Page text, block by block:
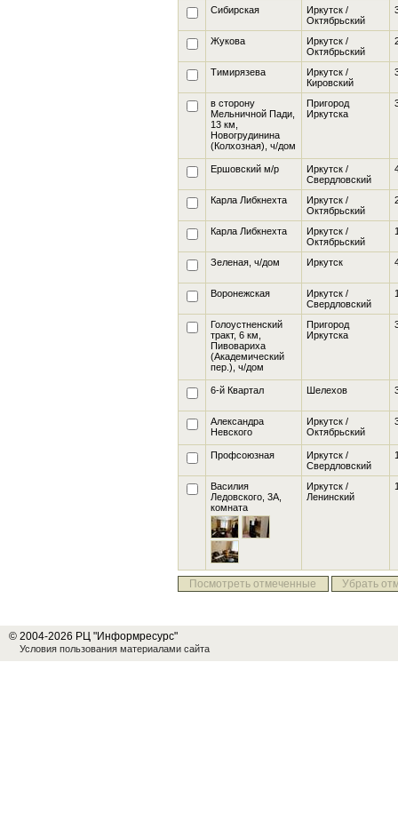
Сибирская
Иркутск /
Октябрьский
Жукова
Иркутск /
Октябрьский
Тимирязева
Иркутск /
Кировский
в сторону
Мельничной Пади,
13 км,
Новогрудинина
(Колхозная), ч/дом
Пригород
Иркутска
Ершовский м/р
Иркутск /
Свердловский
Карла Либкнехта
Иркутск /
Октябрьский
Карла Либкнехта
Иркутск /
Октябрьский
Зеленая , ч/дом Иркутск
Воронежская
Иркутск /
Свердловский
Голоустненский
тракт, 6 км,
Пивовариха
(Академический
пер.), ч/дом
Пригород
Иркутска
6-й Квартал Шелехов
Александра
Невского
Иркутск /
Октябрьский
Профсоюзная
Иркутск /
Свердловский
Василия
Ледовского, 3А
комната
Иркутск /
Ленинский
Посмотреть отмеченные Убрать
© 2004-2026 РЦ "Информресурс"
Условия пользования материалами сайта